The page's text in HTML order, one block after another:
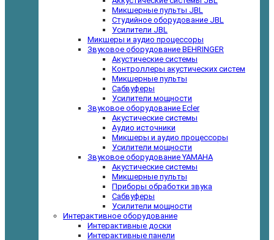
Микшерные пульты JBL
Студийное оборудование JBL
Усилители JBL
Микшеры и аудио процессоры
Звуковое оборудование BEHRINGER
Акустические системы
Контроллеры акустических систем
Микшерные пульты
Сабвуферы
Усилители мощности
Звуковое оборудование Ecler
Акустические системы
Аудио источники
Микшеры и аудио процессоры
Усилители мощности
Звуковое оборудование YAMAHA
Акустические системы
Микшерные пульты
Приборы обработки звука
Сабвуферы
Усилители мощности
Интерактивное оборудование
Интерактивные доски
Интерактивные панели